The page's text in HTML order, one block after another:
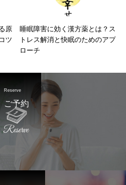
原
ツ
睡眠障害に効く漢方薬とは？ス
トレス解消と快眠のためのアプ
ローチ
Reserve
ご予約